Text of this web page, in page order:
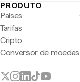
PRODUTO
Países
Tarifas
Cripto
Conversor de moedas